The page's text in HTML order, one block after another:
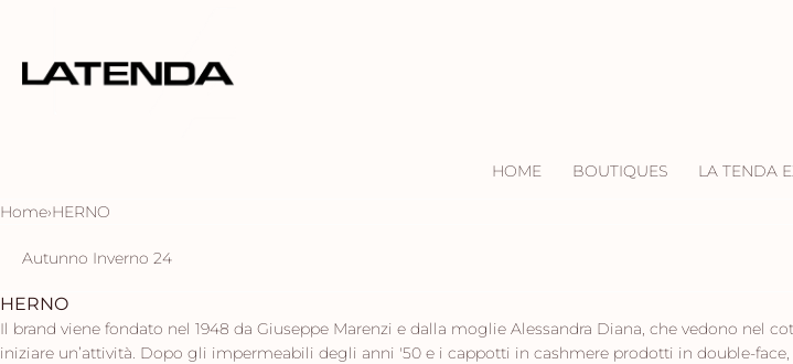
HOME BOUTIQUES LA TENDA
Home›HERNO
Autunno Inverno 24
HERNO
Il brand viene fondato nel 1948 da Giuseppe Marenzi e dalla moglie Alessandra Diana, che vedono
iniziare un’attività. Dopo gli impermeabili degli anni '50 e i cappotti in cashmere prodotti in double-